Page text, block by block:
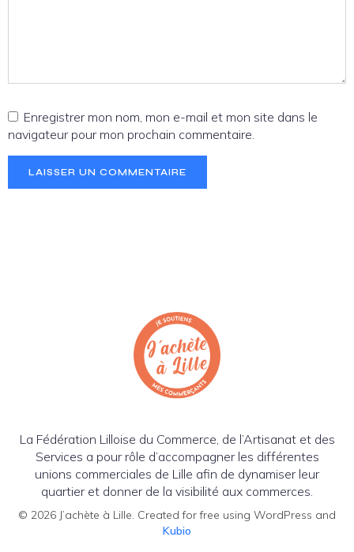
Enregistrer mon nom, mon e-mail et mon site dans le
navigateur pour mon prochain commentaire.
La Fédération Lilloise du Commerce, de l’Artisanat et des
Services a pour rôle d’accompagner les différentes
unions commerciales de Lille afin de dynamiser leur
quartier et donner de la visibilité aux commerces.
© 2026 J’achète à Lille. Created for free using WordPress and
Kubio